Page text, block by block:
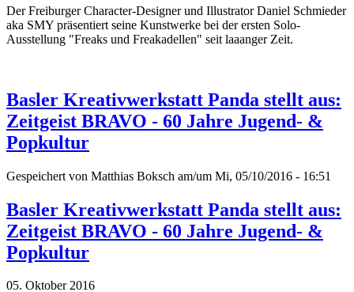
Der Freiburger Character-Designer und Illustrator Daniel Schmieder
aka SMY präsentiert seine Kunstwerke bei der ersten Solo-
Ausstellung "Freaks und Freakadellen" seit laaanger Zeit.
Basler Kreativwerkstatt Panda stellt aus:
Zeitgeist BRAVO - 60 Jahre Jugend- &
Popkultur
Gespeichert von Matthias Boksch am/um Mi, 05/10/2016 - 16:51
Basler Kreativwerkstatt Panda stellt aus:
Zeitgeist BRAVO - 60 Jahre Jugend- &
Popkultur
05. Oktober 2016